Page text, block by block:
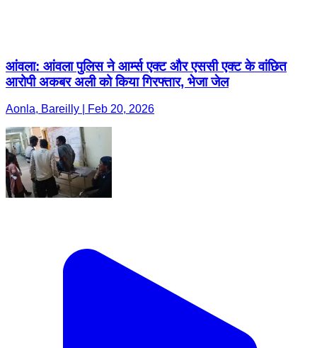
आंवला: आंवला पुलिस ने आर्म्स एक्ट और एससी एक्ट के वांछित
आरोपी अकबर अली को किया गिरफ्तार, भेजा जेल
Aonla, Bareilly | Feb 20, 2026